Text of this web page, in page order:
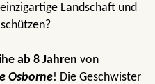
Landschaft und
ab 8 Jahren von
Osborne! Die Geschwister